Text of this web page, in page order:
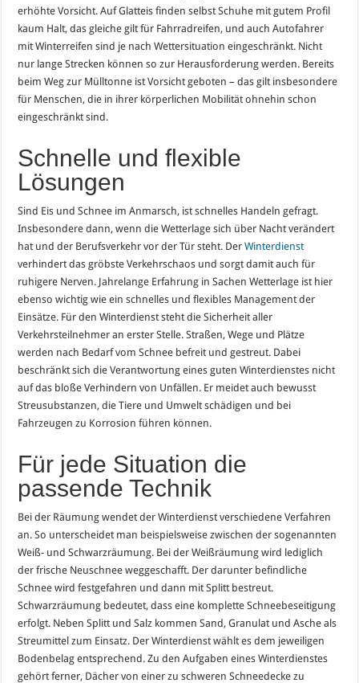
erhöhte Vorsicht. Auf Glatteis finden selbst Schuhe mit gutem Profil
kaum Halt, das gleiche gilt für Fahrradreifen, und auch Autofahrer
mit Winterreifen sind je nach Wettersituation eingeschränkt. Nicht
nur lange Strecken können so zur Herausforderung werden. Bereits
beim Weg zur Mülltonne ist Vorsicht geboten – das gilt insbesondere
für Menschen, die in ihrer körperlichen Mobilität ohnehin schon
eingeschränkt sind.
Schnelle und flexible
Lösungen
Sind Eis und Schnee im Anmarsch, ist schnelles Handeln gefragt.
Insbesondere dann, wenn die Wetterlage sich über Nacht verändert
hat und der Berufsverkehr vor der Tür steht. DerWinterdienst
verhindert das gröbste Verkehrschaos und sorgt damit auch für
ruhigere Nerven. Jahrelange Erfahrung in Sachen Wetterlage ist hier
ebenso wichtig wie ein schnelles und flexibles Management der
Einsätze. Für den Winterdienst steht die Sicherheit aller
Verkehrsteilnehmer an erster Stelle. Straßen, Wege und Plätze
werden nach Bedarf vom Schnee befreit und gestreut. Dabei
beschränkt sich die Verantwortung eines guten Winterdienstes nicht
auf das bloße Verhindern von Unfällen. Er meidet auch bewusst
Streusubstanzen, die Tiere und Umwelt schädigen und bei
Fahrzeugen zu Korrosion führen können.
Für jede Situation die
passende Technik
Bei der Räumung wendet der Winterdienst verschiedene Verfahren
an. So unterscheidet man beispielsweise zwischen der sogenannten
Weiß- und Schwarzräumung. Bei der Weißräumung wird lediglich
der frische Neuschnee weggeschafft. Der darunter befindliche
Schnee wird festgefahren und dann mit Splitt bestreut.
Schwarzräumung bedeutet, dass eine komplette Schneebeseitigung
erfolgt. Neben Splitt und Salz kommen Sand, Granulat und Asche als
Streumittel zum Einsatz. Der Winterdienst wählt es dem jeweiligen
Bodenbelag entsprechend. Zu den Aufgaben eines Winterdienstes
gehört ferner, Dächer von einer zu schweren Schneedecke zu